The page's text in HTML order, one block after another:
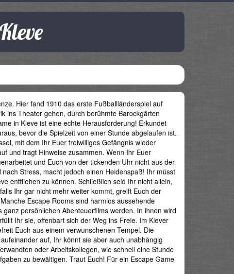
Hier fand 1910 das erste Fußballländerspiel auf
ins Theater gehen, durch berühmte Barockgärten
in Kleve ist eine echte Herausforderung! Erkundet
bevor die Spielzeit von einer Stunde abgelaufen ist.
mit dem Ihr Euer freiwilliges Gefängnis wieder
und tragt Hinweise zusammen. Wenn Ihr Euer
und Euch von der tickenden Uhr nicht aus der
Stress, macht jedoch einen Heidenspaß! Ihr müsst
entfliehen zu können. Schließlich seid Ihr nicht allein,
Ihr gar nicht mehr weiter kommt, greift Euch der
Escape Rooms sind harmlos aussehende
persönlichen Abenteuerfilms werden. In ihnen wird
Ihr sie, offenbart sich der Weg ins Freie. Im Klever
Euch aus einem verwunschenen Tempel. Die
auf, Ihr könnt sie aber auch unabhängig
oder Arbeitskollegen, wie schnell eine Stunde
zu bewältigen. Traut Euch! Für ein Escape Game